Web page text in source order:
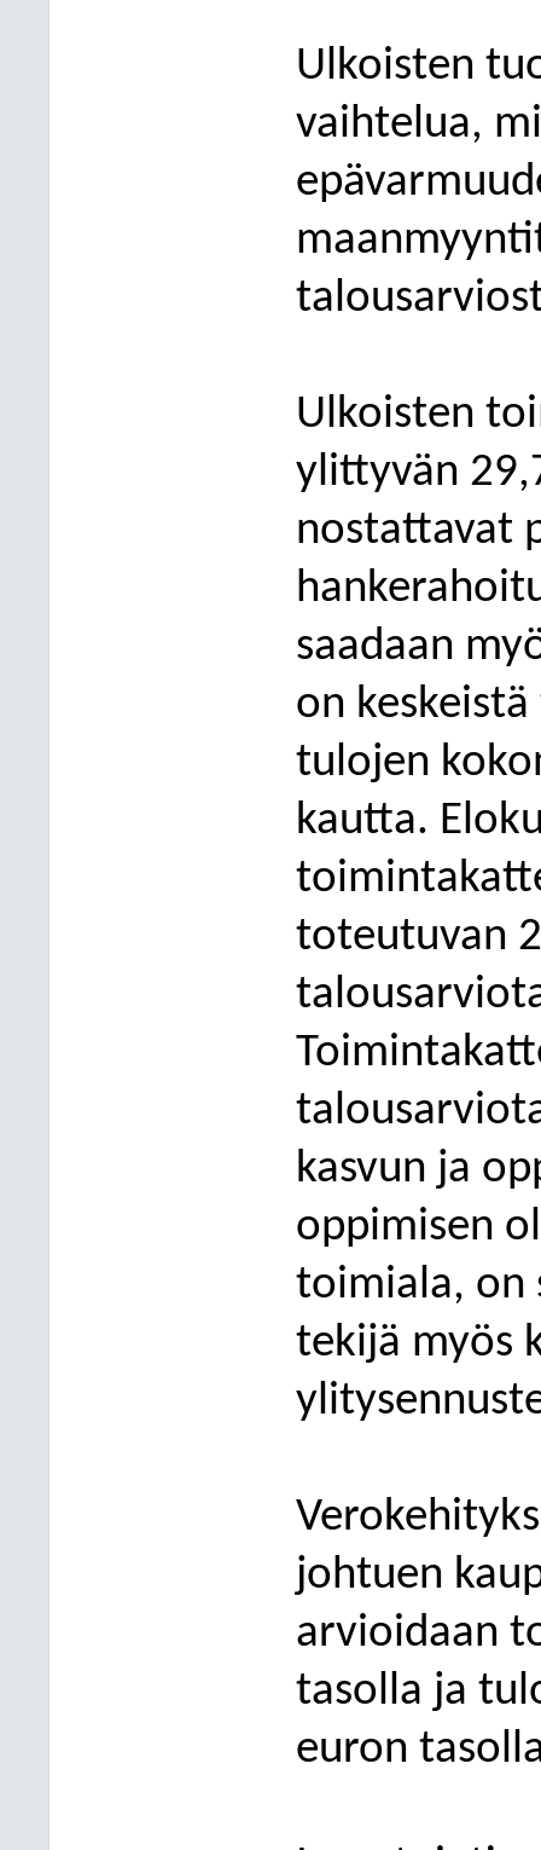
Ulkoisten
vaihtelua,
Ulkoisten
ylittyvän
nostattavat
saadaan
on
tulojen
kautta.
toteutuvan
Toimi
kasvun ja
oppimisen
toimiala, on
tekijä myös
johtuen
arvioidaan
tasolla ja
euron